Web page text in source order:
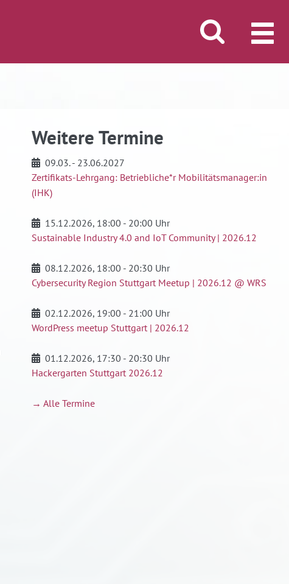
Suche öffnen/
Weitere Termine
09.03. - 23.06.2027
Zertifikats-Lehrgang: Betriebliche*r Mobilitätsmanager:in
(IHK)
15.12.2026, 18:00 - 20:00 Uhr
Sustainable Industry 4.0 and IoT Community | 2026.12
08.12.2026, 18:00 - 20:30 Uhr
Cybersecurity Region Stuttgart Meetup | 2026.12 @ WRS
02.12.2026, 19:00 - 21:00 Uhr
WordPress meetup Stuttgart | 2026.12
01.12.2026, 17:30 - 20:30 Uhr
Hackergarten Stuttgart 2026.12
→ Alle Termine